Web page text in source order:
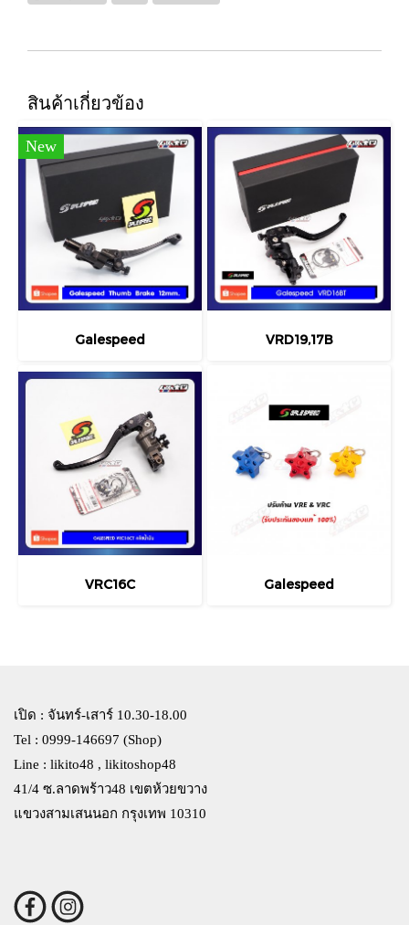
สินค้าเกี่ยวข้อง
New
Galespeed VRD19,17B
VRC16C Galespeed
เปิด : จันทร์-เสาร์ 10.30-18.00
Tel : 0999-146697 (Shop)
Line : likito48 , likitoshop48
41/4 ซ.ลาดพร้าว48 เขตห้วยขวาง
แขวงสามเสนนอก กรุงเทพ 10310